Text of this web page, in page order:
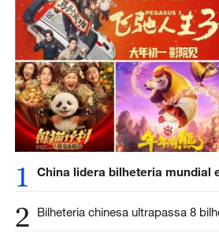
1 China lidera bilheteria mundial
2 Bilheteria chinesa ultrapassa 8